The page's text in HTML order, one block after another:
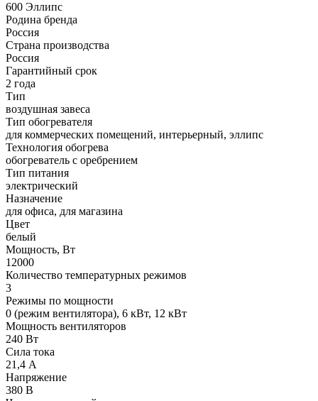
600 Эллипс
Родина бренда
Россия
Страна производства
Россия
Гарантийный срок
2 года
Тип
воздушная завеса
Тип обогревателя
для коммерческих помещений, интерьерный, эллипс
Технология обогрева
обогреватель с оребрением
Тип питания
электрический
Назначение
для офиса, для магазина
Цвет
белый
Мощность, Вт
12000
Количество температурных режимов
3
Режимы по мощности
0 (режим вентилятора), 6 кВт, 12 кВт
Мощность вентиляторов
240 Вт
Сила тока
21,4 А
Напряжение
380 В